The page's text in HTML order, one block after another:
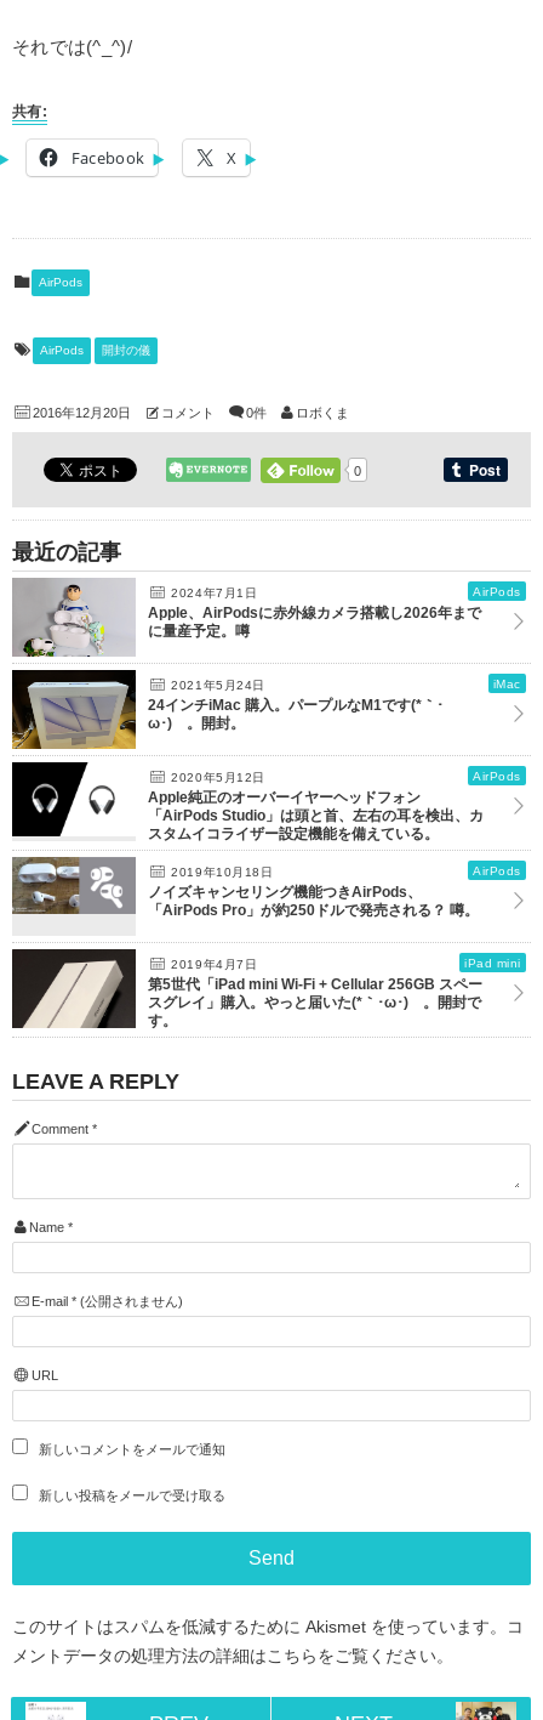
それでは(^_^)/
共有:
Facebook X
AirPods
AirPods 開封の儀
2016年12月20日 コメント 0件 ロボくま
0
最近の記事
2024年7月1日 AirPods
Apple、AirPodsに赤外線カメラ搭載し2026年まで
に量産予定。噂
2021年5月24日 iMac
24インチiMac 購入。パープルなM1です(*｀･
ω･)ゞ。開封。
2020年5月12日 AirPods
Apple純正のオーバーイヤーヘッドフォン
「AirPods Studio」は頭と首、左右の耳を検出、カ
スタムイコライザー設定機能を備えている。
2019年10月18日 AirPods
ノイズキャンセリング機能つきAirPods、
「AirPods Pro」が約250ドルで発売される？ 噂。
2019年4月7日 iPad mini
第5世代「iPad mini Wi-Fi + Cellular 256GB スペー
スグレイ」購入。やっと届いた(*｀･ω･)ゞ。開封で
す。
LEAVE A REPLY
Comment *
Name *
E-mail *(公開されません)
URL
新しいコメントをメールで通知
新しい投稿をメールで受け取る
このサイトはスパムを低減するために Akismet を使っています。
コ
メントデータの処理方法の詳細はこちらをご覧ください。